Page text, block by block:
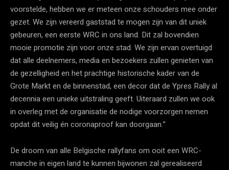
voorstelde, hebben we er meteen onze schouders mee onder
gezet. We zijn vereerd gaststad te mogen zijn van dit uniek
gebeuren, een eerste WRC in ons land. Dit zal bovendien
mooie promotie zijn voor onze stad. We zijn ervan overtuigd
dat alle deelnemers, media en bezoekers zullen genieten van
de gezelligheid en het prachtige historische kader van de
Grote Markt en de binnenstad, een decor dat de Ypres Rally al
decennia een unieke uitstraling geeft. Uiteraard zullen we ook
in overleg met de organisatie de nodige voorzorgen nemen
opdat dit veilig én coronaproof kan doorgaan.”
De droom van alle Belgische rallyfans om ooit een WRC-
manche in eigen land te kunnen bijwonen zal gerealiseerd